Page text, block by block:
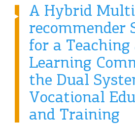
A Hybrid
recommender
for a Teaching
Learning
the Dual
Vocational
and Training